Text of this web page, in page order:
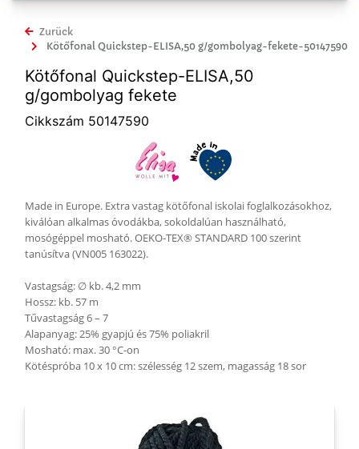
Zurück
Kötőfonal Quickstep-ELISA,50 g/gombolyag-fekete-50147590
Kötőfonal Quickstep-ELISA,50
g/gombolyag fekete
Cikkszám 50147590
Made in Europe. Extra vastag kötőfonal iskolai foglalkozásokhoz,
kiválóan alkalmas óvodákba, sokoldalúan használható,
mosógéppel mosható. OEKO-TEX® STANDARD 100 szerint
tanúsítva (VN005 163022).
Vastagság: ∅ kb. 4,2 mm
Hossz: kb. 57 m
Tűvastagság 6 – 7
Alapanyag: 25% gyapjú és 75% poliakril
Mosható: max. 30 °C-on
Kötéspróba 10 x 10 cm: szélesség 12 szem, magasság 18 sor